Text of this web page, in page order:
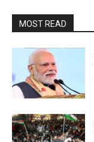
MOST READ